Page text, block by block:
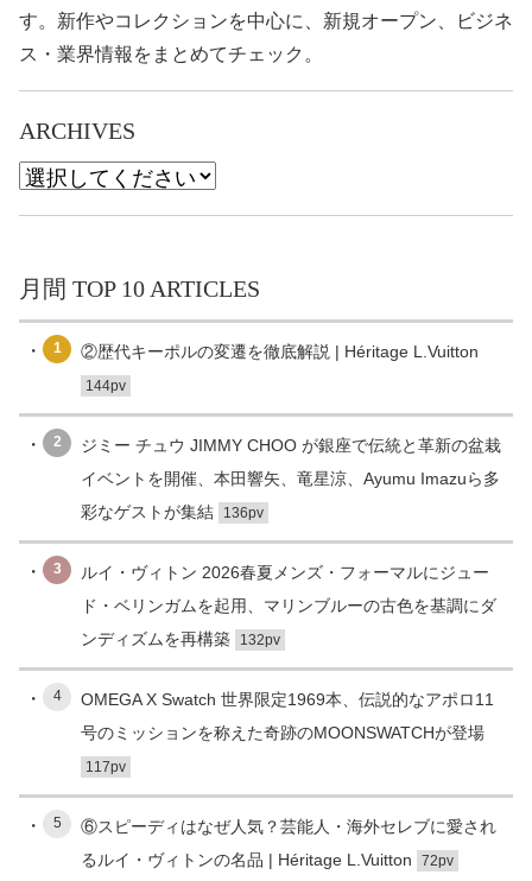
す。新作やコレクションを中心に、新規オープン、ビジネ
ス・業界情報をまとめてチェック。
ARCHIVES
月間 TOP 10 ARTICLES
1 ②歴代キーポルの変遷を徹底解説 | Héritage L.Vuitton
144pv
2
ジミー チュウ JIMMY CHOO が銀座で伝統と革新の盆栽
イベントを開催、本田響矢、竜星涼、Ayumu Imazuら多
彩なゲストが集結
136pv
3
ルイ・ヴィトン 2026春夏メンズ・フォーマルにジュー
ド・ベリンガムを起用、マリンブルーの古色を基調にダ
ンディズムを再構築
132pv
4
OMEGA X Swatch 世界限定1969本、伝説的なアポロ11
号のミッションを称えた奇跡のMOONSWATCHが登場
117pv
5
⑥スピーディはなぜ人気？芸能人・海外セレブに愛され
るルイ・ヴィトンの名品 | Héritage L.Vuitton
72pv